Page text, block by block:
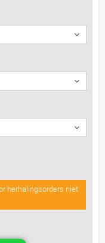
herhalingsorders niet